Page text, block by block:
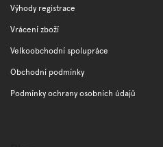
Výhody registrace
Vrácení zboží
Velkoobchodní spolupráce
Obchodní podmínky
Podmínky ochrany osobních údajů